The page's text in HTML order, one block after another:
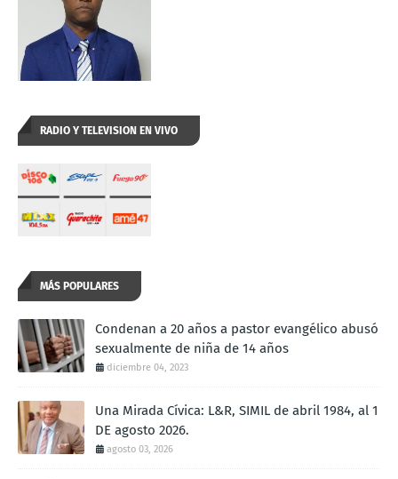
RADIO Y TELEVISION EN VIVO
MÁS POPULARES
Condenan a 20 años a pastor evangélico abusó
sexualmente de niña de 14 años
diciembre 04, 2023
Una Mirada Cívica: L&R, SIMIL de abril 1984, al 1
DE agosto 2026.
agosto 03, 2026